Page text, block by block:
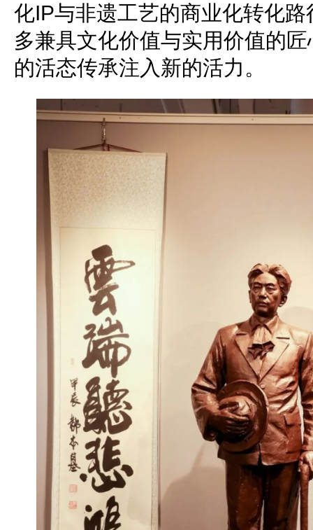
化IP与非遗工艺的商业化转化
多兼具文化价值与实用价值的
的活态传承注入新的活力。